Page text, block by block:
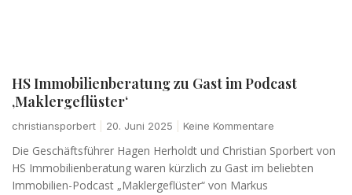
HS Immobilienberatung zu Gast im Podcast
‚Maklergeflüster‘
christiansporbert 20. Juni 2025 Keine Kommentare
Die Geschäftsführer Hagen Herholdt und Christian Sporbert von
HS Immobilienberatung waren kürzlich zu Gast im beliebten
Immobilien-Podcast „Maklergeflüster“ von Markus